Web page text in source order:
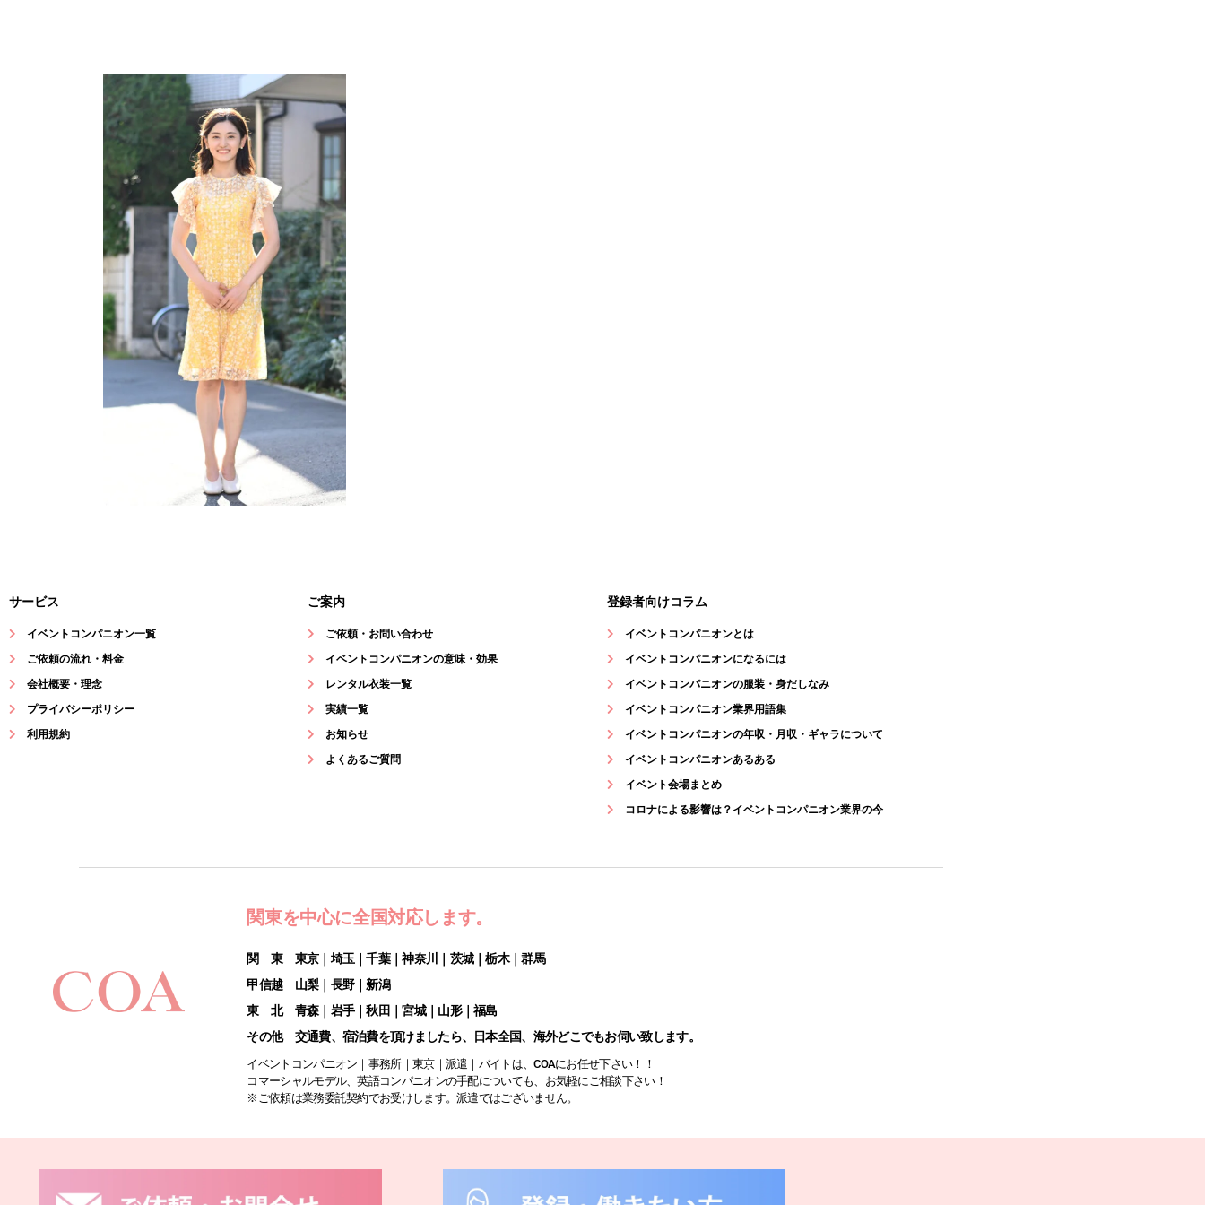
サービス
イベントコンパニオン一覧
ご依頼の流れ・料金
会社概要・理念
プライバシーポリシー
利用規約
ご案内
ご依頼・お問い合わせ
イベントコンパニオンの意味・効果
レンタル衣装一覧
実績一覧
お知らせ
よくあるご質問
登録者向けコラム
イベントコンパニオンとは
イベントコンパニオンになるには
イベントコンパニオンの服装・身だしなみ
イベントコンパニオン業界用語集
イベントコンパニオンの年収・月収・ギャラについて
イベントコンパニオンあるある
イベント会場まとめ
コロナによる影響は？イベントコンパニオン業界の今
関東を中心に全国対応します。
関 東 東京｜埼玉｜千葉｜神奈川｜茨城｜栃木｜群馬
甲信越 山梨｜長野｜新潟
東 北 青森｜岩手｜秋田｜宮城｜山形｜福島
その他 交通費、宿泊費を頂けましたら、日本全国、海外どこでもお伺い致します。
イベントコンパニオン｜事務所｜東京｜派遣｜バイトは、COAにお任せ下さい！！
コマーシャルモデル、英語コンパニオンの手配についても、お気軽にご相談下さい！
※ご依頼は業務委託契約でお受けします。派遣ではございません。